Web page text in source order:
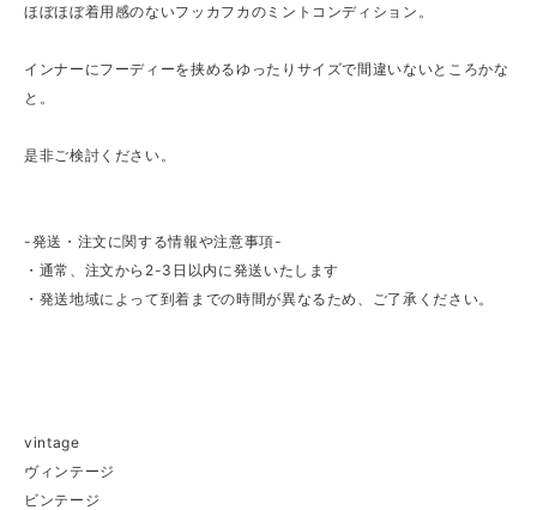
ほぼほぼ着用感のないフッカフカのミントコンディション。
インナーにフーディーを挟めるゆったりサイズで間違いないところかな
と。
是非ご検討ください。
-発送・注文に関する情報や注意事項-
・通常、注文から2-3日以内に発送いたします
・発送地域によって到着までの時間が異なるため、ご了承ください。
vintage
ヴィンテージ
ビンテージ